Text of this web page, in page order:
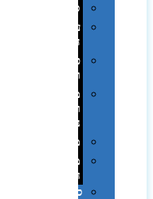
ספורט
על
השולחן…
פינוק
וספא
מזוודות
ותיקי
נסיעות
מטריות
מוצרי
חוף
סביבת